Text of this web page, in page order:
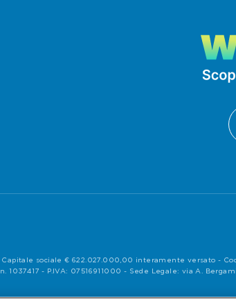
Capitale sociale € 622.027.000,00 interamente versato -
n. 1037417 - P.IVA: 07516911000 - Sede Legale: via A.